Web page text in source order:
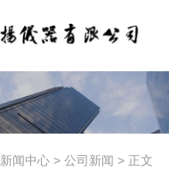
新闻中心 > 公司新闻 > 正文